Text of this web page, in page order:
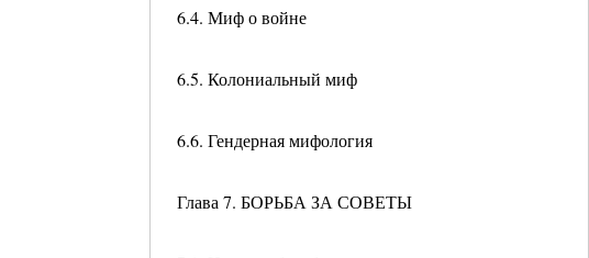
6.4. Миф о войне
6.5. Колониальный миф
6.6. Гендерная мифология
Глава 7. БОРЬБА ЗА СОВЕТЫ